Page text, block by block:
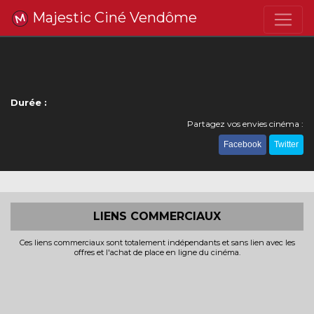
Majestic Ciné Vendôme
Durée :
Partagez vos envies cinéma :
Facebook Twitter
LIENS COMMERCIAUX
Ces liens commerciaux sont totalement indépendants et sans lien avec les
offres et l'achat de place en ligne du cinéma.